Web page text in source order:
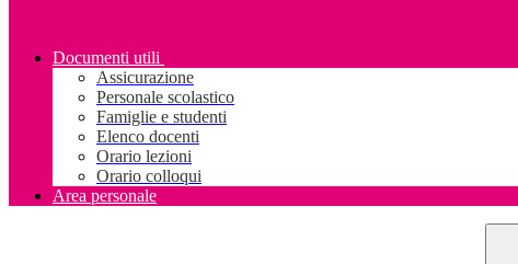
Documenti utili
Assicurazione
Personale scolastico
Famiglie e studenti
Elenco docenti
Orario lezioni
Orario colloqui
Area personale